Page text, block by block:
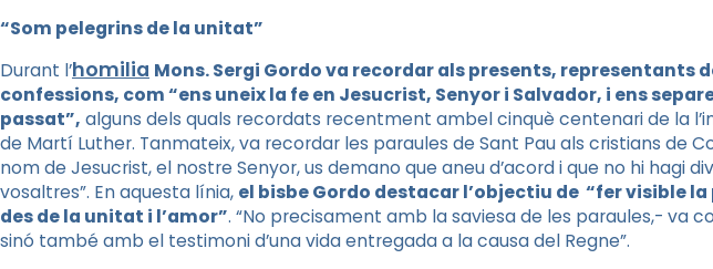
“Som pelegrins de la unitat”
Durant l’homilia Mons. Sergi Gordo va recordar als presents, representants
confessions, com “ens uneix la fe en Jesucrist, Senyor i Salvador, i ens
passat”, alguns dels quals recordats recentment ambel cinquè centenari de la
de Martí Luther. Tanmateix, va recordar les paraules de Sant Pau als cristians de
nom de Jesucrist, el nostre Senyor, us demano que aneu d’acord i que no hi hagi
vosaltres”. En aquesta línia, el bisbe Gordo destacar l’objectiu de “fer visible
des de la unitat i l’amor”. “No precisament amb la saviesa de les paraules,- va
sinó també amb el testimoni d’una vida entregada a la causa del Regne”.